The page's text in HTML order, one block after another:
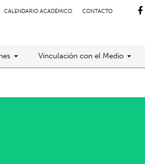
CALENDARIO ACADÉMICO CONTACTO
Vinculación con el Medio